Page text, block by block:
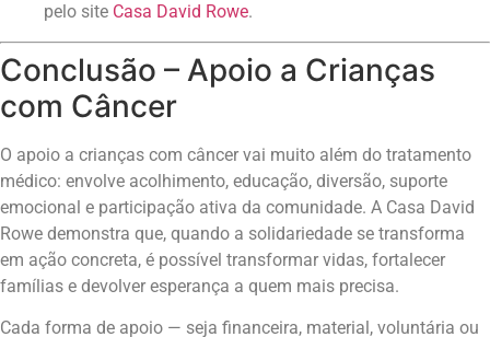
pelo site Casa David Rowe.
Conclusão – Apoio a Crianças
com Câncer
O apoio a crianças com câncer vai muito além do tratamento
médico: envolve acolhimento, educação, diversão, suporte
emocional e participação ativa da comunidade. A Casa David
Rowe demonstra que, quando a solidariedade se transforma
em ação concreta, é possível transformar vidas, fortalecer
famílias e devolver esperança a quem mais precisa.
Cada forma de apoio — seja financeira, material, voluntária ou